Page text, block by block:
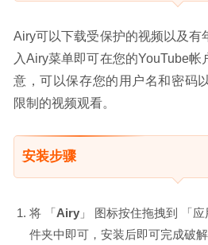
Airy可以下载受保护的视频以及有
入Airy菜单即可在您的YouTube帐
意，可以保存您的用户名和密码
限制的视频观看。
安装步骤
将 「Airy 」 图标按住拖拽到 「
件夹中即可，安装后即可完成破解